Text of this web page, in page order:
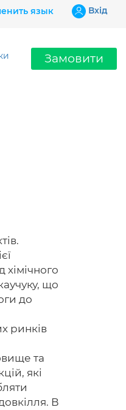
язык Вхiд
Замовити
хімічного
що
до
ринків
та
які
В
02 99